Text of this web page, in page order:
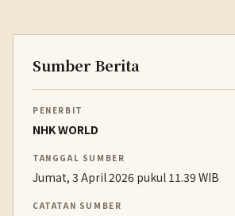
Sumber Berita
PENERBIT
NHK WORLD
TANGGAL SUMBER
Jumat, 3 April 2026 pukul 11.39 WIB
CATATAN SUMBER